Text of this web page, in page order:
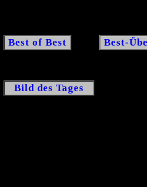
Best of Best Best-
Bild des Tages